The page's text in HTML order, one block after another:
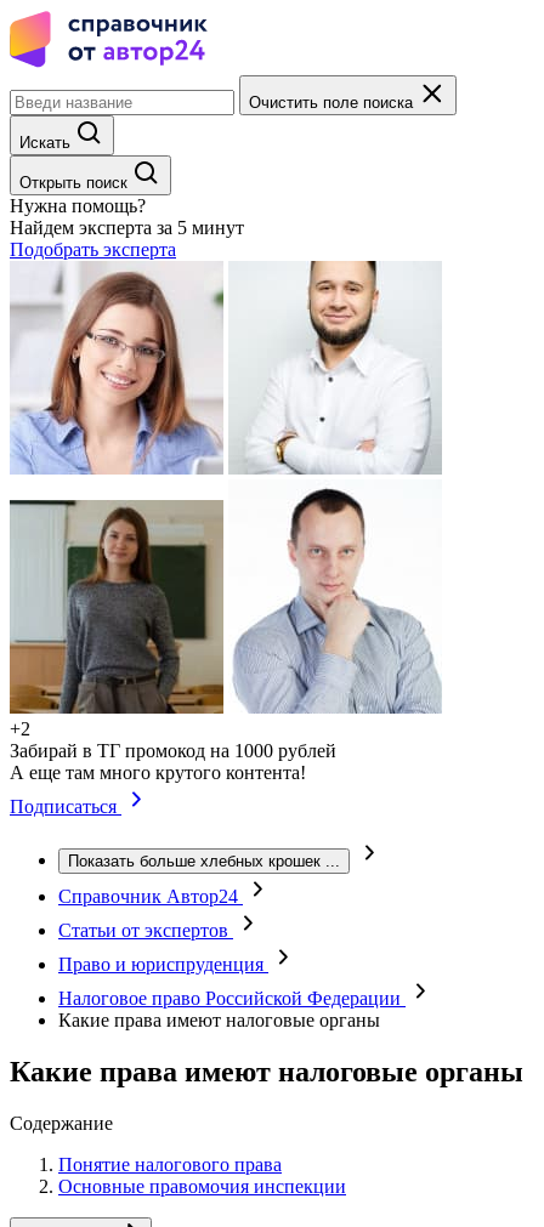
Очистить поле поиска
Искать
Открыть поиск
Нужна помощь?
Найдем эксперта за 5 минут
Подобрать эксперта
+2
Забирай в ТГ промокод на 1000 рублей
А еще там много крутого контента!
Подписаться
Показать больше хлебных крошек ...
Справочник Автор24
Статьи от экспертов
Право и юриспруденция
Налоговое право Российской Федерации
Какие права имеют налоговые органы
Какие права имеют налоговые органы
Содержание
Понятие налогового права
Основные правомочия инспекции